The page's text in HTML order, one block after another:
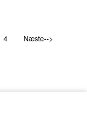
4 Næste-->